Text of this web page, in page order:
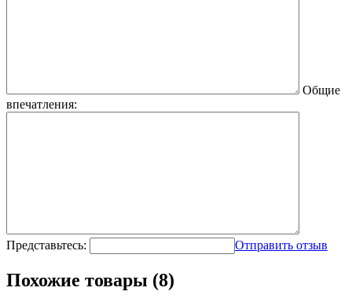
Общие
впечатления:
Представьтесь: Отправить отзыв
Похожие товары (8)